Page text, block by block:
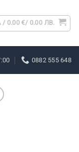
/ 0.00€/ 0.00 ЛВ.
0882 555 648